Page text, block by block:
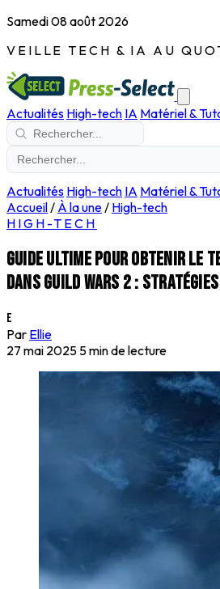
Samedi 08 août 2026
VEILLE TECH & IA AU
Actualités High-tech IA Matériel &
Actualités High-tech IA Matériel &
Accueil/ À la une/ High-tech
HIGH-TECH
Guide ultime pour obtenir le
dans Guild Wars 2 :
E
Par Ellie
27 mai 2025 5 min de lecture